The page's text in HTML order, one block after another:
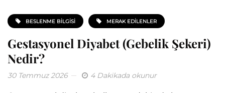
BESLENME BILGISI MERAK EDILENLER
Gestasyonel Diyabet (Gebelik Şekeri)
Nedir?
30 Temmuz 2026 4 Dakikada okunur